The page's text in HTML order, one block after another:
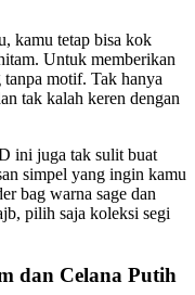
kamu tetap bisa kok
Untuk memberikan
tanpa motif. Tak hanya
tak kalah keren dengan
ini juga tak sulit buat
simpel yang ingin kamu
bag warna sage dan
pilih saja koleksi segi
dan Celana Putih